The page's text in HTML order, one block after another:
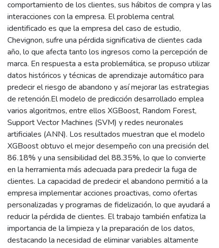
comportamiento de los clientes, sus hábitos de compra y las
interacciones con la empresa. El problema central
identificado es que la empresa del caso de estudio,
Chevignon, sufre una pérdida significativa de clientes cada
año, lo que afecta tanto los ingresos como la percepción de
marca. En respuesta a esta problemática, se propuso utilizar
datos históricos y técnicas de aprendizaje automático para
predecir el riesgo de abandono y así mejorar las estrategias
de retención.El modelo de predicción desarrollado emplea
varios algoritmos, entre ellos XGBoost, Random Forest,
Support Vector Machines (SVM) y redes neuronales
artificiales (ANN). Los resultados muestran que el modelo
XGBoost obtuvo el mejor desempeño con una precisión del
86.18% y una sensibilidad del 88.35%, lo que lo convierte
en la herramienta más adecuada para predecir la fuga de
clientes. La capacidad de predecir el abandono permitió a la
empresa implementar acciones proactivas, como ofertas
personalizadas y programas de fidelización, lo que ayudará a
reducir la pérdida de clientes. El trabajo también enfatiza la
importancia de la limpieza y la preparación de los datos,
destacando la necesidad de eliminar variables altamente